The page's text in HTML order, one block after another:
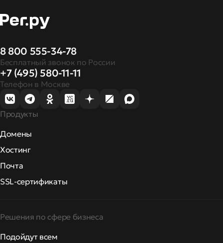
8 800 555-34-78
Бесплатный звонок по России
+7 (495) 580-11-11
Телефон в Москве
Продукты
Домены
Хостинг
Почта
SSL-сертификаты
Решения по сфере бизнеса
Подойдут всем